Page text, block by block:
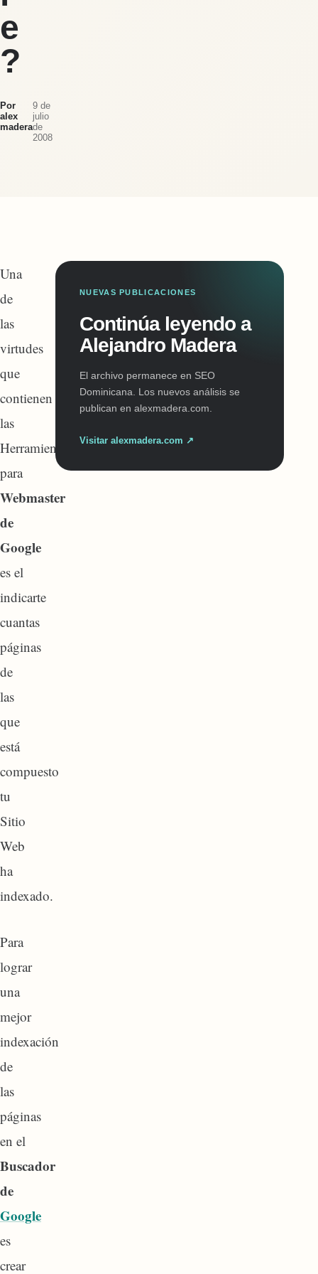
e
?
Por
alex
madera
9 de
julio
de
2008
Una
de
las
virtudes
que
contienen
las
Herramientas
para
Webmaster
de
Google
es el
indicarte
cuantas
páginas
de
las
que
está
compuesto
tu
Sitio
Web
ha
indexado.
Para
lograr
una
mejor
indexación
de
las
páginas
en el
Buscador
de
Google
es
crear
NUEVAS PUBLICACIONES
Continúa leyendo a
Alejandro Madera
El archivo permanece en SEO
Dominicana. Los nuevos análisis se
publican en alexmadera.com.
Visitar alexmadera.com ↗